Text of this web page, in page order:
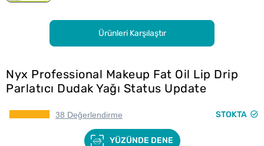
Ürünleri Karşılaştır
Nyx Professional Makeup Fat Oil Lip Drip
Parlatıcı Dudak Yağı Status Update
38 Değerlendirme STOKTA
YÜZÜNDE DENE